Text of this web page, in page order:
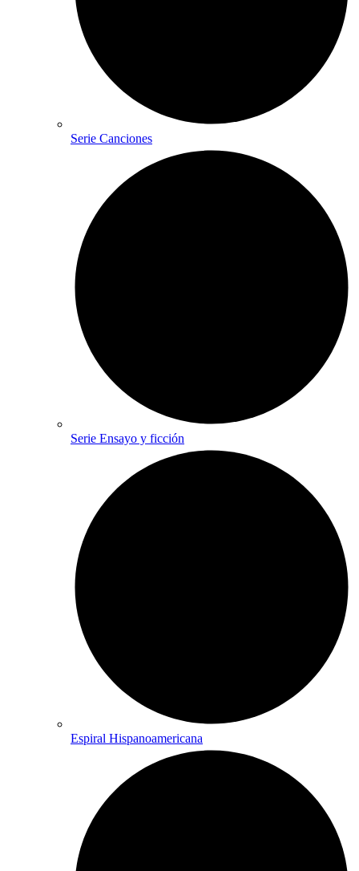
Serie Canciones
Serie Ensayo y ficción
Espiral Hispanoamericana